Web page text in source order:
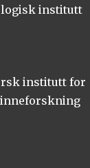
institutt
institutt for